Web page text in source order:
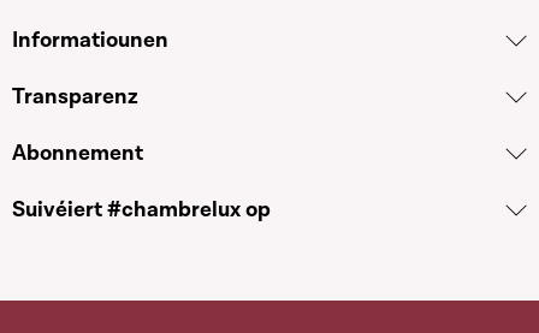
Informatiounen
Transparenz
Abonnement
Suivéiert #chambrelux op